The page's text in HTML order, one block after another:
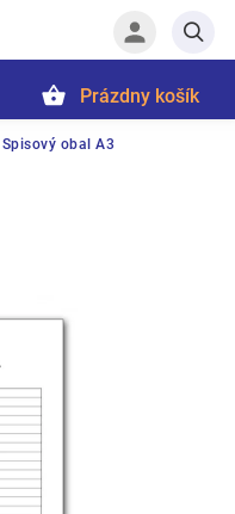
Prázdny košík
Spisový obal A3